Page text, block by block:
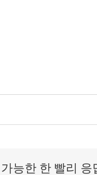
능한 한 빨리